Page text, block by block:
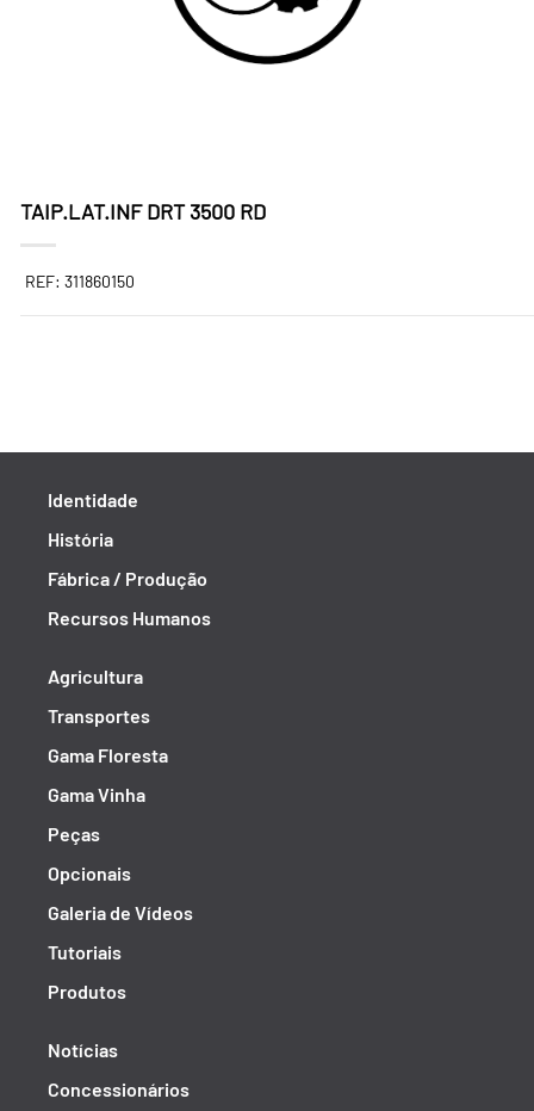
TAIP.LAT.INF DRT 3500 RD
REF: 311860150
Identidade
História
Fábrica / Produção
Recursos Humanos
Agricultura
Transportes
Gama Floresta
Gama Vinha
Peças
Opcionais
Galeria de Vídeos
Tutoriais
Produtos
Notícias
Concessionários